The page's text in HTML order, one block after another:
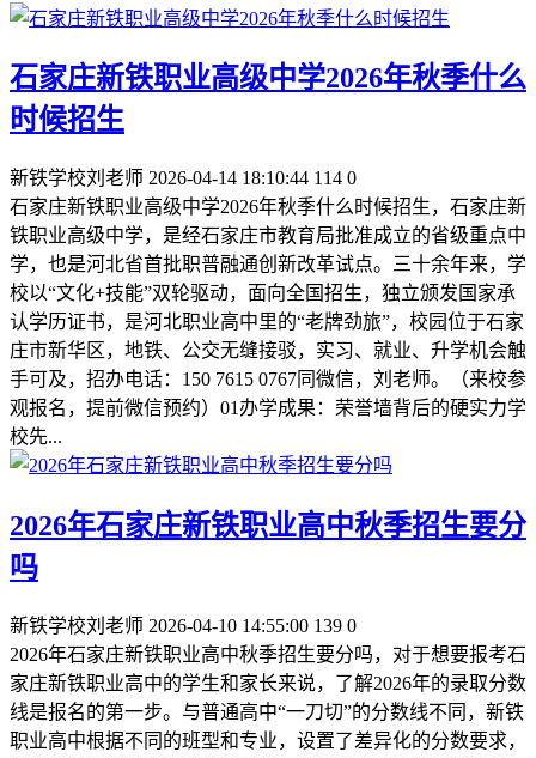
石家庄新铁职业高级中学2026年秋季什么
时候招生
新铁学校刘老师 2026-04-14 18:10:44 114 0
石家庄新铁职业高级中学2026年秋季什么时候招生，石家庄新
铁职业高级中学，是经石家庄市教育局批准成立的省级重点中
学，也是河北省首批职普融通创新改革试点。三十余年来，学
校以“文化+技能”双轮驱动，面向全国招生，独立颁发国家承
认学历证书，是河北职业高中里的“老牌劲旅”，校园位于石家
庄市新华区，地铁、公交无缝接驳，实习、就业、升学机会触
手可及，招办电话：150 7615 0767同微信，刘老师。（来校参
观报名，提前微信预约）01办学成果：荣誉墙背后的硬实力学
校先...
2026年石家庄新铁职业高中秋季招生要分
吗
新铁学校刘老师 2026-04-10 14:55:00 139 0
2026年石家庄新铁职业高中秋季招生要分吗，对于想要报考石
家庄新铁职业高中的学生和家长来说，了解2026年的录取分数
线是报名的第一步。与普通高中“一刀切”的分数线不同，新铁
职业高中根据不同的班型和专业，设置了差异化的分数要求，